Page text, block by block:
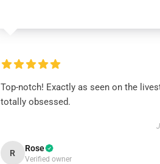
Top-notch! Exactly as seen on the
totally obsessed.
R Rose
Verified owner